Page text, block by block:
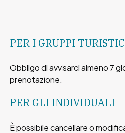
PER I GRUPPI
Obbligo di avvisarci almeno 7
prenotazione.
PER GLI INDIVIDUALI
È possibile cancellare o